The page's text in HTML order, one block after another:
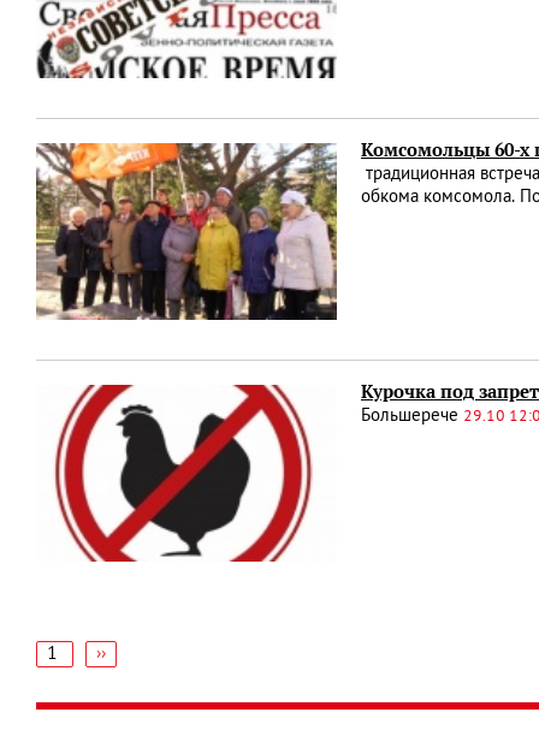
Комсомольцы 60-х
традиционная
обкома комсомола.
Курочка под
Большерече 29.10
страниц
1
Следующая
››